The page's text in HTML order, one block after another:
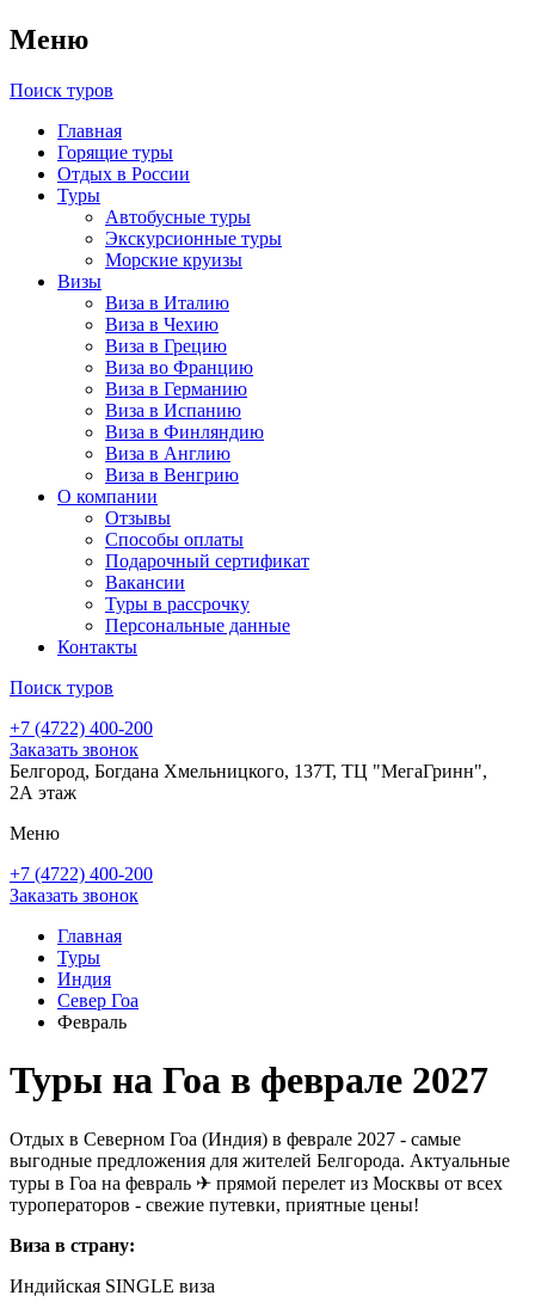
Меню
Поиск туров
Главная
Горящие туры
Отдых в России
Туры
Автобусные туры
Экскурсионные туры
Морские круизы
Визы
Виза в Италию
Виза в Чехию
Виза в Грецию
Виза во Францию
Виза в Германию
Виза в Испанию
Виза в Финляндию
Виза в Англию
Виза в Венгрию
О компании
Отзывы
Способы оплаты
Подарочный сертификат
Вакансии
Туры в рассрочку
Персональные данные
Контакты
Поиск туров
+7 (4722) 400-200
Заказать звонок
Белгород, Богдана Хмельницкого, 137Т, ТЦ "МегаГринн",
2А этаж
Меню
+7 (4722) 400-200
Заказать звонок
Главная
Туры
Индия
Север Гоа
Февраль
Туры на Гоа в феврале 2027
Отдых в Северном Гоа (Индия) в феврале 2027 - самые
выгодные предложения для жителей Белгорода. Актуальные
туры в Гоа на февраль ✈ прямой перелет из Москвы от всех
туроператоров - свежие путевки, приятные цены!
Виза в страну:
Индийская SINGLE виза